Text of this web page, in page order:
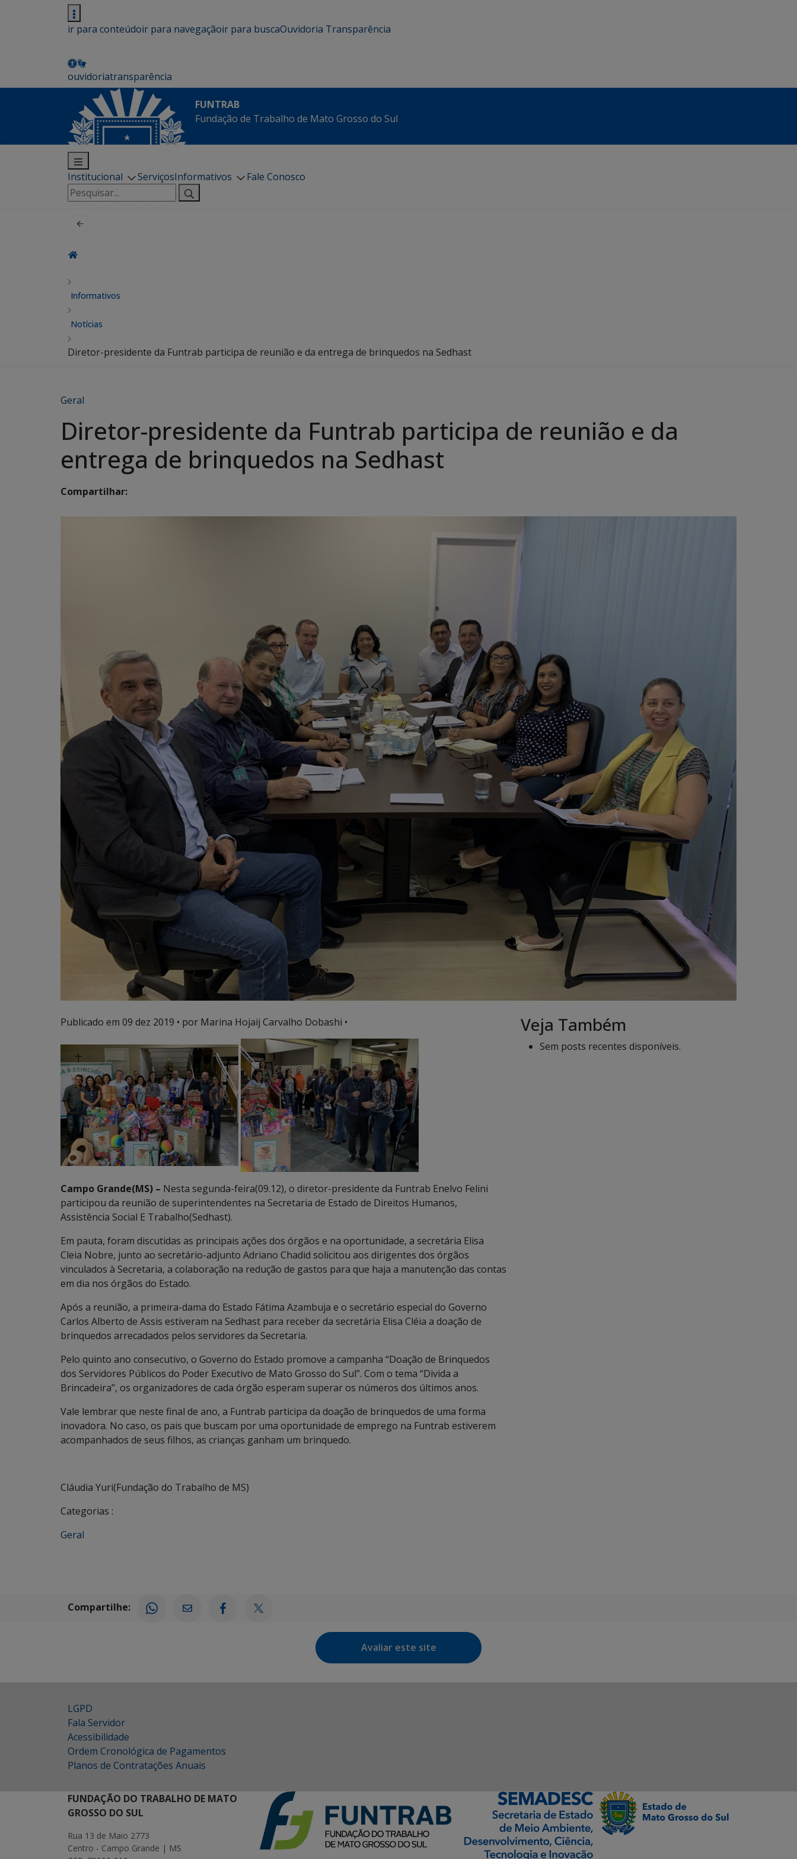
ir para conteúdoir para navegaçãoir para buscaOuvidoria Transparência
ouvidoriatransparência
FUNTRAB
Fundação de Trabalho de Mato Grosso do Sul
Institucional ServiçosInformativos
Fale Conosco
Pesquisar
por:
Informativos
Notícias
Diretor-presidente da Funtrab participa de reunião e da entrega de brinquedos na Sedhast
Geral
Diretor-presidente da Funtrab participa de reunião e da
entrega de brinquedos na Sedhast
Compartilhar:
Publicado em 09 dez 2019 • por Marina Hojaij Carvalho Dobashi •
Campo Grande(MS) – Nesta segunda-feira(09.12), o diretor-presidente da Funtrab Enelvo Felini
participou da reunião de superintendentes na Secretaria de Estado de Direitos Humanos,
Assistência Social E Trabalho(Sedhast).
Em pauta, foram discutidas as principais ações dos órgãos e na oportunidade, a secretária Elisa
Cleia Nobre, junto ao secretário-adjunto Adriano Chadid solicitou aos dirigentes dos órgãos
vinculados à Secretaria, a colaboração na redução de gastos para que haja a manutenção das contas
em dia nos órgãos do Estado.
Após a reunião, a primeira-dama do Estado Fátima Azambuja e o secretário especial do Governo
Carlos Alberto de Assis estiveram na Sedhast para receber da secretária Elisa Cléia a doação de
brinquedos arrecadados pelos servidores da Secretaria.
Pelo quinto ano consecutivo, o Governo do Estado promove a campanha “Doação de Brinquedos
dos Servidores Públicos do Poder Executivo de Mato Grosso do Sul”. Com o tema “Divida a
Brincadeira”, os organizadores de cada órgão esperam superar os números dos últimos anos.
Vale lembrar que neste final de ano, a Funtrab participa da doação de brinquedos de uma forma
inovadora. No caso, os pais que buscam por uma oportunidade de emprego na Funtrab estiverem
acompanhados de seus filhos, as crianças ganham um brinquedo.
Cláudia Yuri(Fundação do Trabalho de MS)
Categorias :
Geral
Veja Também
Sem posts recentes disponíveis.
Compartilhe:
Avaliar este site
LGPD
Fala Servidor
Acessibilidade
Ordem Cronológica de Pagamentos
Planos de Contratações Anuais
FUNDAÇÃO DO TRABALHO DE MATO
GROSSO DO SUL
Rua 13 de Maio 2773
Centro - Campo Grande | MS